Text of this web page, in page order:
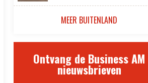
MEER BUITENLAND
Ontvang de Business AM
nieuwsbrieven